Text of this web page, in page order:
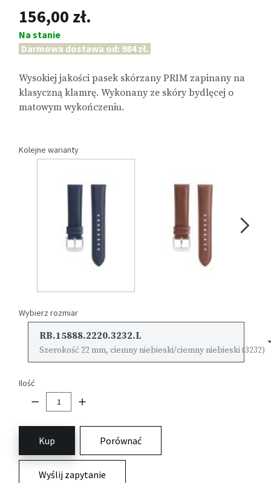
156,00 zł.
Na stanie
Darmowa dostawa od: 984 zł.
Wysokiej jakości pasek skórzany PRIM zapinany na
klasyczną klamrę. Wykonany ze skóry bydlęcej o
matowym wykończeniu.
Kolejne warianty
Wybierz rozmiar
RB.15888.2220.3232.L
Szerokość 22 mm, ciemny niebieski/ciemny niebieski (3232)
Ilość
Kup Porównać
Wyślij zapytanie